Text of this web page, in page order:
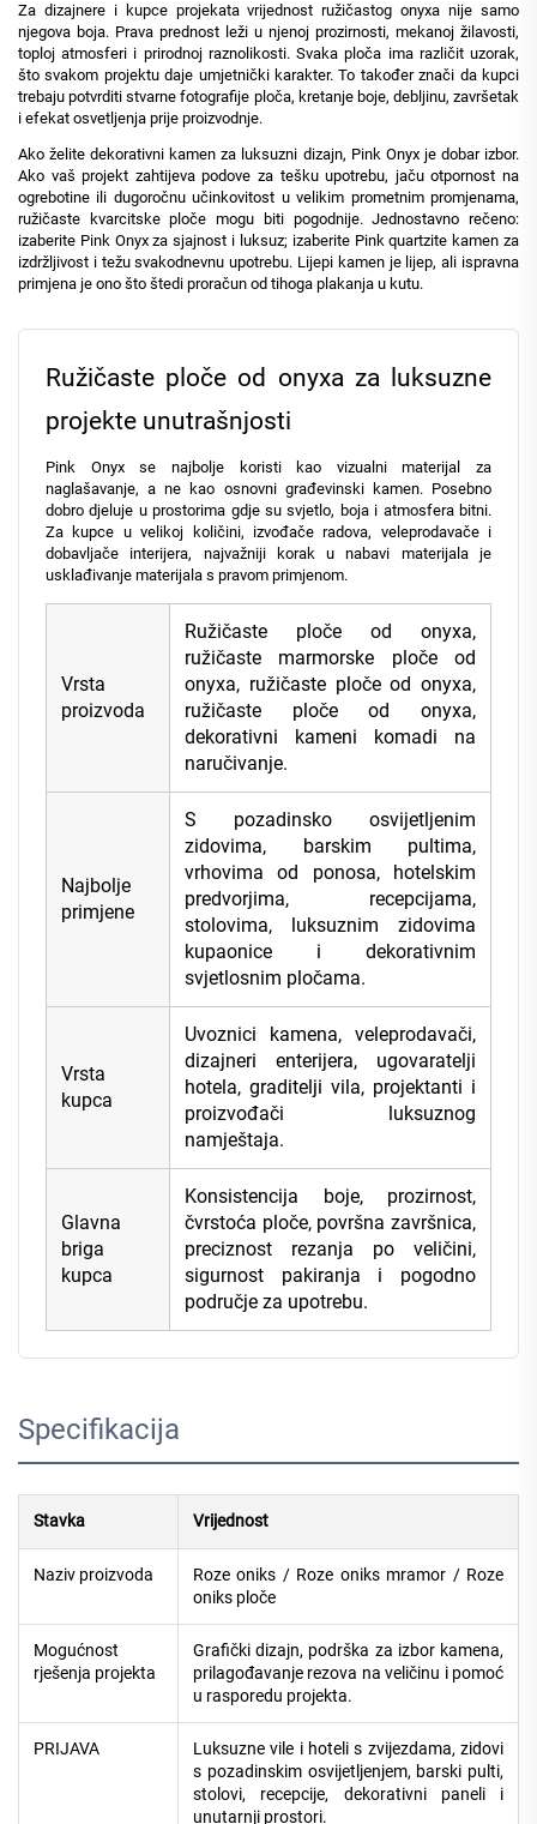
Za dizajnere i kupce projekata vrijednost ružičastog onyxa nije samo
njegova boja. Prava prednost leži u njenoj prozirnosti, mekanoj žilavosti,
toploj atmosferi i prirodnoj raznolikosti. Svaka ploča ima različit uzorak,
što svakom projektu daje umjetnički karakter. To također znači da kupci
trebaju potvrditi stvarne fotografije ploča, kretanje boje, debljinu, završetak
i efekat osvetljenja prije proizvodnje.
Ako želite dekorativni kamen za luksuzni dizajn, Pink Onyx je dobar izbor.
Ako vaš projekt zahtijeva podove za tešku upotrebu, jaču otpornost na
ogrebotine ili dugoročnu učinkovitost u velikim prometnim promjenama,
ružičaste kvarcitske ploče mogu biti pogodnije. Jednostavno rečeno:
izaberite Pink Onyx za sjajnost i luksuz; izaberite Pink quartzite kamen za
izdržljivost i težu svakodnevnu upotrebu. Lijepi kamen je lijep, ali ispravna
primjena je ono što štedi proračun od tihoga plakanja u kutu.
Ružičaste ploče od onyxa za luksuzne
projekte unutrašnjosti
Pink Onyx se najbolje koristi kao vizualni materijal za
naglašavanje, a ne kao osnovni građevinski kamen. Posebno
dobro djeluje u prostorima gdje su svjetlo, boja i atmosfera bitni.
Za kupce u velikoj količini, izvođače radova, veleprodavače i
dobavljače interijera, najvažniji korak u nabavi materijala je
usklađivanje materijala s pravom primjenom.
Vrsta
proizvoda
Ružičaste ploče od onyxa,
ružičaste marmorske ploče od
onyxa, ružičaste ploče od onyxa,
ružičaste ploče od onyxa,
dekorativni kameni komadi na
naručivanje.
Najbolje
primjene
S pozadinsko osvijetljenim
zidovima, barskim pultima,
vrhovima od ponosa, hotelskim
predvorjima, recepcijama,
stolovima, luksuznim zidovima
kupaonice i dekorativnim
svjetlosnim pločama.
Vrsta
kupca
Uvoznici kamena, veleprodavači,
dizajneri enterijera, ugovaratelji
hotela, graditelji vila, projektanti i
proizvođači luksuznog
namještaja.
Glavna
briga
kupca
Konsistencija boje, prozirnost,
čvrstoća ploče, površna završnica,
preciznost rezanja po veličini,
sigurnost pakiranja i pogodno
područje za upotrebu.
Specifikacija
Stavka Vrijednost
Naziv proizvoda
Roze oniks / Roze oniks mramor / Roze
oniks ploče
Mogućnost
rješenja projekta
Grafički dizajn, podrška za izbor kamena,
prilagođavanje rezova na veličinu i pomoć
u rasporedu projekta.
PRIJAVA
Luksuzne vile i hoteli s zvijezdama, zidovi
s pozadinskim osvijetljenjem, barski pulti,
stolovi, recepcije, dekorativni paneli i
unutarnji prostori.